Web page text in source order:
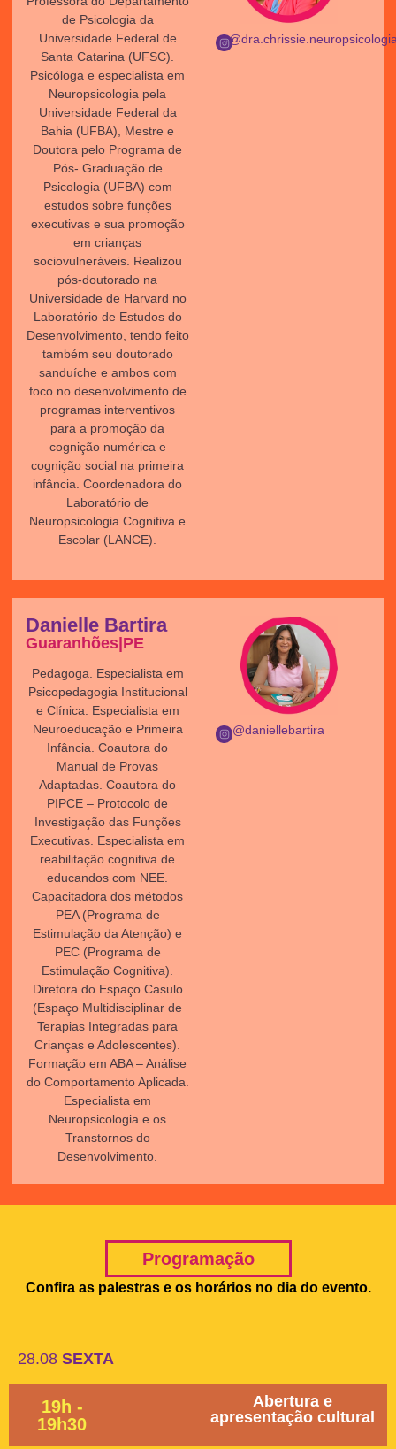
de Psicologia da
Universidade Federal de
Santa Catarina (UFSC).
Psicóloga e especialista em
Neuropsicologia pela
Universidade Federal da
Bahia (UFBA), Mestre e
Doutora pelo Programa de
Pós- Graduação de
Psicologia (UFBA) com
estudos sobre funções
executivas e sua promoção
em crianças
sociovulneráveis. Realizou
pós-doutorado na
Universidade de Harvard no
Laboratório de Estudos do
Desenvolvimento, tendo feito
também seu doutorado
sanduíche e ambos com
foco no desenvolvimento de
programas interventivos
para a promoção da
cognição numérica e
cognição social na primeira
infância. Coordenadora do
Laboratório de
Neuropsicologia Cognitiva e
Escolar (LANCE).
@daniellebartira
Danielle Bartira
Guaranhões|PE
Pedagoga. Especialista em
Psicopedagogia Institucional
e Clínica. Especialista em
Neuroeducação e Primeira
Infância. Coautora do
Manual de Provas
Adaptadas. Coautora do
PIPCE – Protocolo de
Investigação das Funções
Executivas. Especialista em
reabilitação cognitiva de
educandos com NEE.
Capacitadora dos métodos
PEA (Programa de
Estimulação da Atenção) e
PEC (Programa de
Estimulação Cognitiva).
Diretora do Espaço Casulo
(Espaço Multidisciplinar de
Terapias Integradas para
Crianças e Adolescentes).
Formação em ABA – Análise
do Comportamento Aplicada.
Especialista em
Neuropsicologia e os
Transtornos do
Desenvolvimento.
Programação
Confira as palestras e os horários no dia do evento.
28.08 SEXTA
19h -
19h30
Abertura e
apresentação cultural